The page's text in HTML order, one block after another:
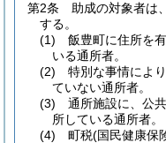
第2条
助成の対象者は、
する。
(1)
飯豊町に住所を
いる通所者。
(2)
特別な事情によ
ていない通所者。
(3)
通所施設に、公
所している通所者。
(4)
町税(国民健康保